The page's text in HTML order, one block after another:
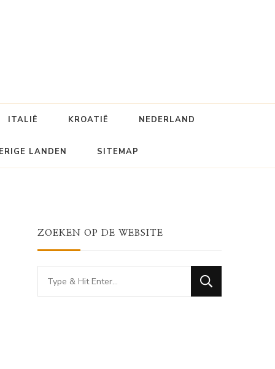
ITALIË KROATIË NEDERLAND
LANDEN SITEMAP
ZOEKEN OP DE WEBSITE
Looking
for